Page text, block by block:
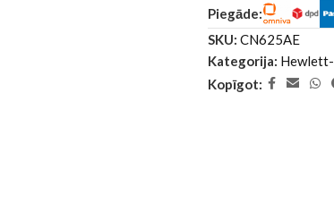
Piegāde:
SKU: CN625AE
Kategorija:
Kopīgot: